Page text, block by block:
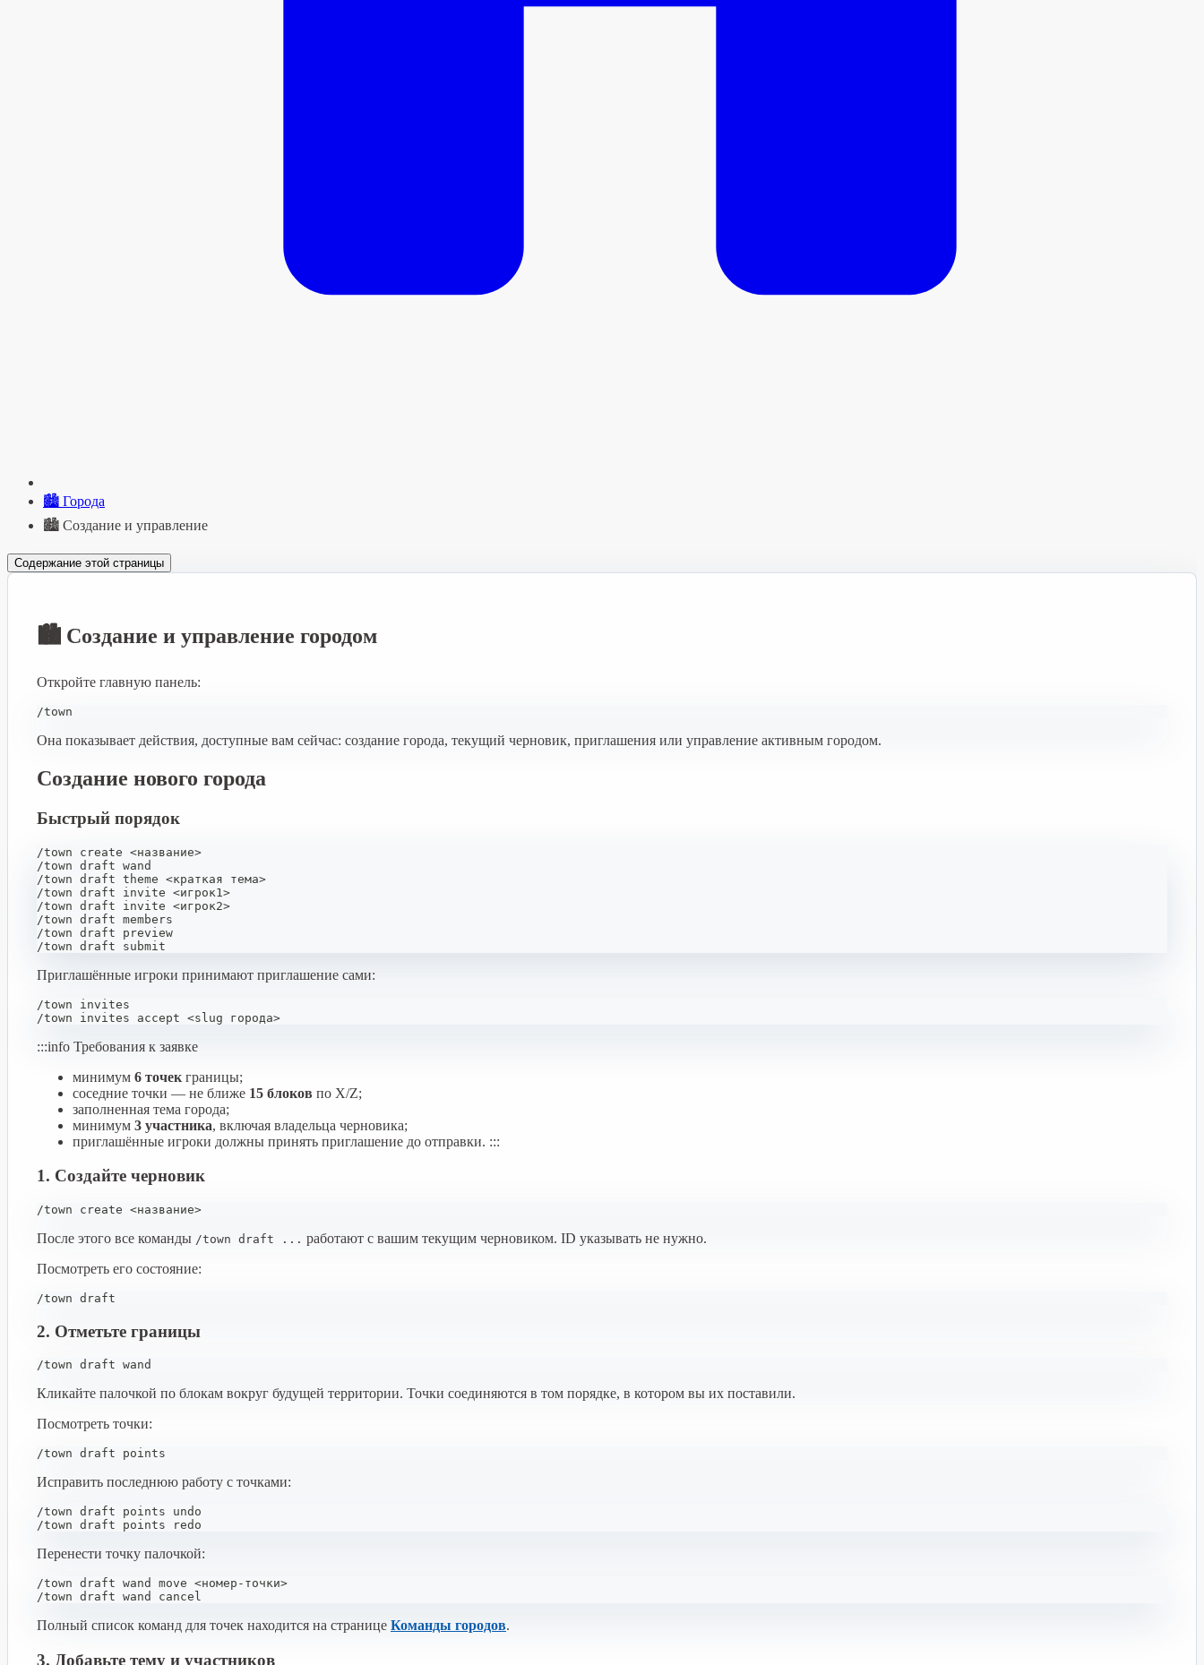
🏙️ Города
🏙️ Создание и управление
Содержание этой страницы
🏙️ Создание и управление городом
Откройте главную панель:
/town
Она показывает действия, доступные вам сейчас: создание города, текущий черновик, приглашения или управление активным городом.
Создание нового города
Быстрый порядок
/town create <название>
/town draft wand
/town draft theme <краткая тема>
/town draft invite <игрок1>
/town draft invite <игрок2>
/town draft members
/town draft preview
/town draft submit
Приглашённые игроки принимают приглашение сами:
/town invites
/town invites accept <slug города>
:::info Требования к заявке
минимум 6 точек границы;
соседние точки — не ближе 15 блоков по X/Z;
заполненная тема города;
минимум 3 участника, включая владельца черновика;
приглашённые игроки должны принять приглашение до отправки. :::
1. Создайте черновик
/town create <название>
После этого все команды /town draft ... работают с вашим текущим черновиком. ID указывать не нужно.
Посмотреть его состояние:
/town draft
2. Отметьте границы
/town draft wand
Кликайте палочкой по блокам вокруг будущей территории. Точки соединяются в том порядке, в котором вы их поставили.
Посмотреть точки:
/town draft points
Исправить последнюю работу с точками:
/town draft points undo
/town draft points redo
Перенести точку палочкой:
/town draft wand move <номер-точки>
/town draft wand cancel
Полный список команд для точек находится на странице Команды городов.
3. Добавьте тему и участников